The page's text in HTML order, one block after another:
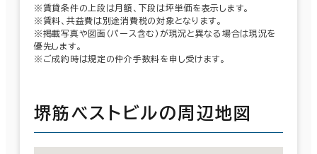
※賃貸条件の上段は月額、下段は坪単価を表示します。
※賃料、共益費は別途消費税の対象となります。
※掲載写真や図面（パース含む）が現況と異なる場合は現況を
優先します。
※ご成約時は規定の仲介手数料を申し受けます。
堺筋ベストビルの周辺地図